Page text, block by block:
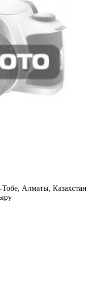
Алматы, Казахстан